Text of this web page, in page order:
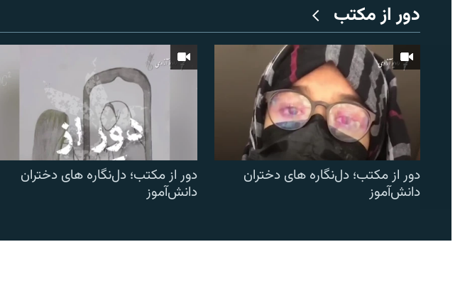
دور از مکتب
دور از مکتب؛ دل‌نگاره های دختران
دانش‌آموز
دور از مکتب؛ دل‌نگاره های دختران
دانش‌آموز